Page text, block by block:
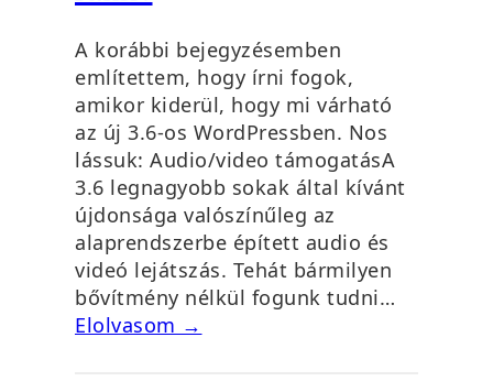
A korábbi bejegyzésemben
említettem, hogy írni fogok,
amikor kiderül, hogy mi várható
az új 3.6-os WordPressben. Nos
lássuk: Audio/video támogatásA
3.6 legnagyobb sokak által kívánt
újdonsága valószínűleg az
alaprendszerbe épített audio és
videó lejátszás. Tehát bármilyen
bővítmény nélkül fogunk tudni…
Elolvasom →